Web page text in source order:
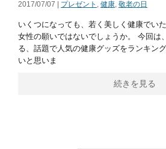
2017/07/07 | プレゼント , 健康, 敬老の日
いくつになっても、若く美しく健康でい
女性の願いではないでしょうか。 今回は
る、話題で人気の健康グッズをランキン
いと思いま
続きを見る